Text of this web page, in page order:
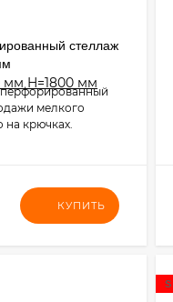
стеллаж
мелкого
на крючках.
КУПИТЬ